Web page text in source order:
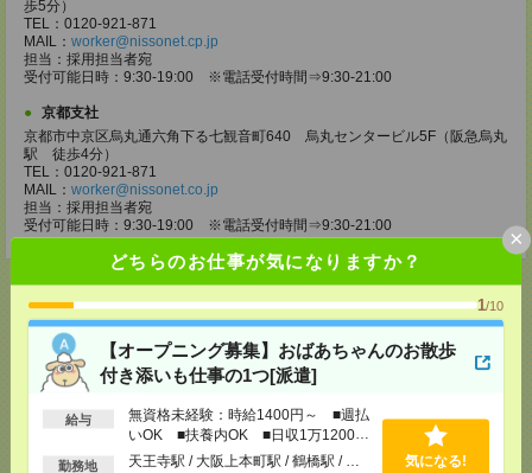
どちらのお仕事が気になりますか？
1/10
【オープニング募集】おばあちゃんのお散歩
付き添いも仕事の1つ[派遣]
給与
無資格未経験：時給1400円～ ■週払
いOK ■扶養内OK ■日収1万1200円
以上
勤務地 天王寺駅 / 大阪上本町駅 / 鶴橋駅 / … 気になる!
×
歩5分）
TEL：0120-921-871
MAIL： worker@nissonet.cp.jp
担当：採用担当者宛
受付可能日時：9:30-19:00 ※電話受付時間⇒9:30-21:00
京都支社
京都市中京区烏丸通六角下る七観音町640 烏丸センタービル5F（阪急烏丸
駅 徒歩4分）
TEL：0120-921-871
MAIL： worker@nissonet.co.jp
担当：採用担当者宛
受付可能日時：9:30-19:00 ※電話受付時間⇒9:30-21:00
応募ページへ
気になる！